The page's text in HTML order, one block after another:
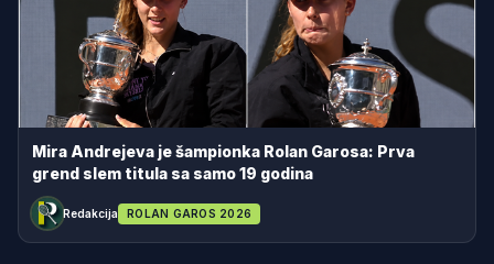
Mira Andrejeva je šampionka Rolan Garosa: Prva
grend slem titula sa samo 19 godina
Redakcija ROLAN GAROS 2026